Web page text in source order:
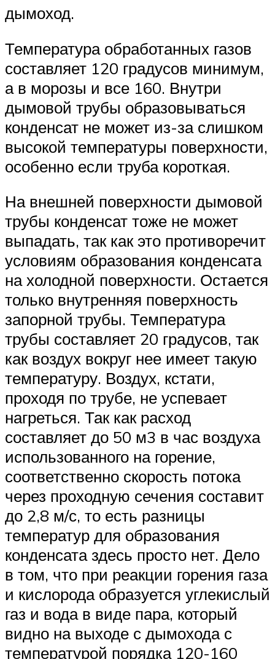
дымоход.
Температура обработанных газов
составляет 120 градусов минимум,
а в морозы и все 160. Внутри
дымовой трубы образовываться
конденсат не может из-за слишком
высокой температуры поверхности,
особенно если труба короткая.
На внешней поверхности дымовой
трубы конденсат тоже не может
выпадать, так как это противоречит
условиям образования конденсата
на холодной поверхности. Остается
только внутренняя поверхность
запорной трубы. Температура
трубы составляет 20 градусов, так
как воздух вокруг нее имеет такую
температуру. Воздух, кстати,
проходя по трубе, не успевает
нагреться. Так как расход
составляет до 50 м3 в час воздуха
использованного на горение,
соответственно скорость потока
через проходную сечения составит
до 2,8 м/с, то есть разницы
температур для образования
конденсата здесь просто нет. Дело
в том, что при реакции горения газа
и кислорода образуется углекислый
газ и вода в виде пара, который
видно на выходе с дымохода с
температурой порядка 120-160